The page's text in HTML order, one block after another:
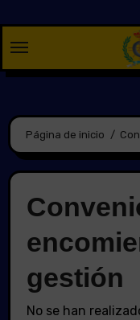
contenido
Página de inicio
gestión
No se han